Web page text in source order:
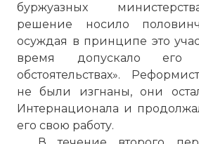
буржуазных
решение носило
осуждая в принципе это
время допускало его
обстоятельствах».
не были изгнаны, они
Интернационала и
его свою работу.